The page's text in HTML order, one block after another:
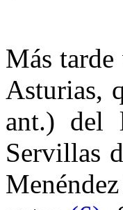
Más
Asturias,
ant.) del
Servillas